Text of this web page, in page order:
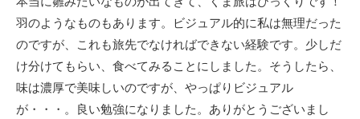
羽のようなものもあります。ビジュアル的に私は無理だった
のですが、これも旅先でなければできない経験です。少しだ
け分けてもらい、食べてみることにしました。そうしたら、
味は濃厚で美味しいのですが、やっぱりビジュアル
が・・・。良い勉強になりました。ありがとうございまし